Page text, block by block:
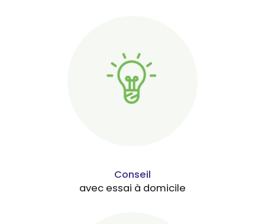
Conseil
avec essai à domicile